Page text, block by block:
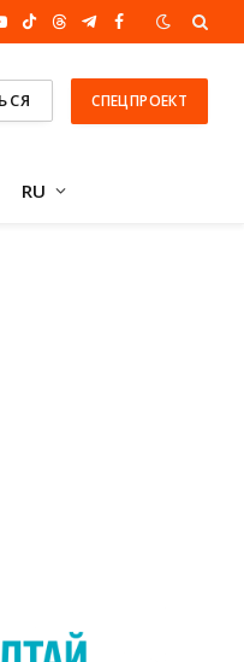
TikTokThreadsTelegram
Facebook
СПЕЦПРОЕКТ
RU